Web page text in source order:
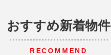
おすすめ新着物件
RECOMMEND